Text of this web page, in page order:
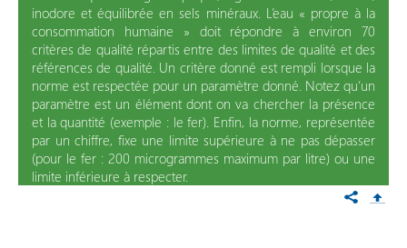
inodore et équilibrée en sels minéraux. L’eau « propre à la
consommation humaine » doit répondre à environ 70
critères de qualité répartis entre des limites de qualité et des
références de qualité. Un critère donné est rempli lorsque la
norme est respectée pour un paramètre donné. Notez qu’un
paramètre est un élément dont on va chercher la présence
et la quantité (exemple : le fer). Enfin, la norme, représentée
par un chiffre, fixe une limite supérieure à ne pas dépasser
(pour le fer : 200 microgrammes maximum par litre) ou une
limite inférieure à respecter.